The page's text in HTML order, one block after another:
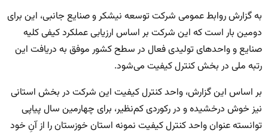
به گزارش روابط عمومی شرکت توسعه نیشکر و صنایع جانبی، این برای
دومین بار است که این شرکت بر اساس ارزیابی عملکرد کیفی کلیه
صنایع و واحدهای تولیدی فعال در سطح کشور موفق به دریافت این
رتبه ملی در بخش کنترل کیفیت می‌شود.
بر اساس این گزارش، واحد کنترل کیفیت این شرکت در بخش استانی
نیز خوش درخشیده و در رکوردی کم‌نظیر، برای چهارمین سال پیاپی
توانسته عنوان واحد کنترل کیفیت نمونه استان خوزستان را از آنِ خود